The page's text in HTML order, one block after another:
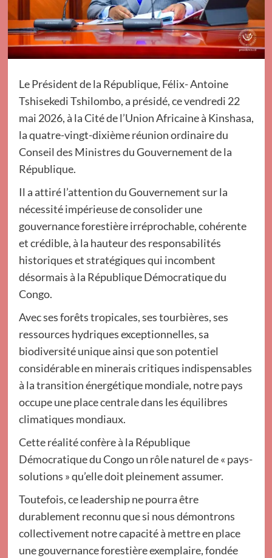
Le Président de la République, Félix- Antoine
Tshisekedi Tshilombo, a présidé, ce vendredi 22
mai 2026, à la Cité de l’Union Africaine à Kinshasa,
la quatre-vingt-dixième réunion ordinaire du
Conseil des Ministres du Gouvernement de la
République.
Il a attiré l’attention du Gouvernement sur la
nécessité impérieuse de consolider une
gouvernance forestière irréprochable, cohérente
et crédible, à la hauteur des responsabilités
historiques et stratégiques qui incombent
désormais à la République Démocratique du
Congo.
Avec ses forêts tropicales, ses tourbières, ses
ressources hydriques exceptionnelles, sa
biodiversité unique ainsi que son potentiel
considérable en minerais critiques indispensables
à la transition énergétique mondiale, notre pays
occupe une place centrale dans les équilibres
climatiques mondiaux.
Cette réalité confère à la République
Démocratique du Congo un rôle naturel de « pays-
solutions » qu’elle doit pleinement assumer.
Toutefois, ce leadership ne pourra être
durablement reconnu que si nous démontrons
collectivement notre capacité à mettre en place
une gouvernance forestière exemplaire, fondée